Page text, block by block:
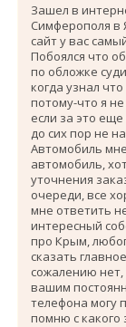
Зашел в
Симферополя в
сайт у вас
Побоялся что
по обложке
когда узнал
потому-что я
если за это
до сих пор не
Автомобиль
автомобиль,
уточнения
очереди, все
мне ответить
интересный
про Крым,
сказать
сожалению нет,
вашим
телефона могу
помню с какого